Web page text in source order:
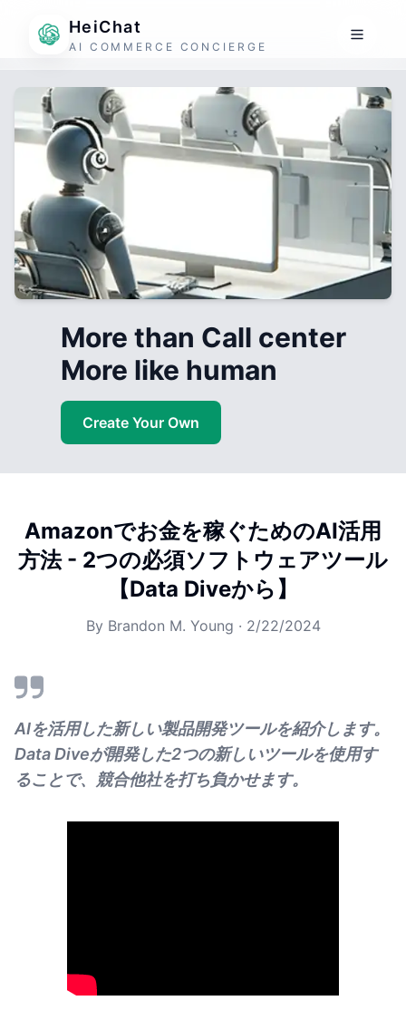
HeiChat
AI COMMERCE CONCIERGE
More than Call center
More like human
Create Your Own
Amazonでお金を稼ぐためのAI活用
方法 - 2つの必須ソフトウェアツール
【Data Diveから】
By Brandon M. Young · 2/22/2024
AIを活用した新しい製品開発ツールを紹介します。
Data Diveが開発した2つの新しいツールを使用す
ることで、競合他社を打ち負かせます。